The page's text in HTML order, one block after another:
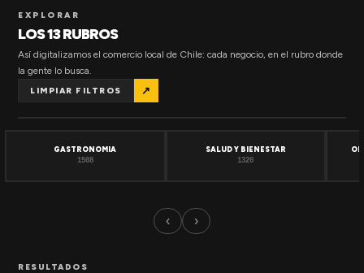
EXPLORAR
LOS 13 RUBROS
Así digitalizamos el comercio local de Chile: cada negocio, en el rubro donde
la gente lo busca.
LIMPIAR FILTROS ↗
GASTRONOMIA
1508
SALUD Y BIENESTAR
1320
‹ ›
RESULTADOS